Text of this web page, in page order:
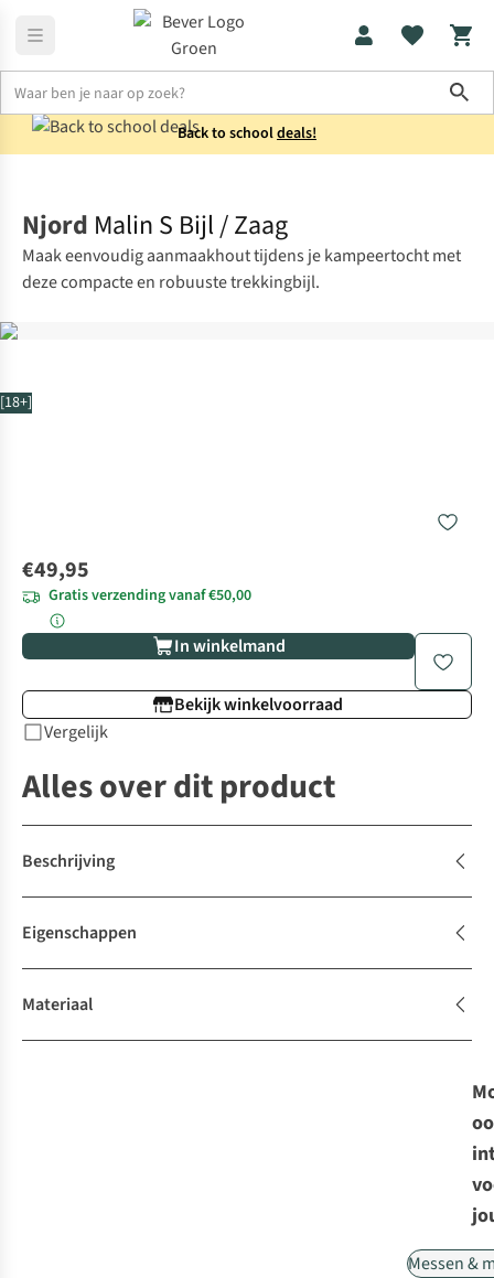
Back to schooldeals!
[18+]
Njord Malin S Bijl / Zaag
Maak eenvoudig aanmaakhout tijdens je kampeertocht met
deze compacte en robuuste trekkingbijl.
€49,95
Gratis verzending vanaf €50,00
In winkelmand
Bekijk winkelvoorraad
Vergelijk
Alles over dit product
Beschrijving
Eigenschappen
Materiaal
Messen &